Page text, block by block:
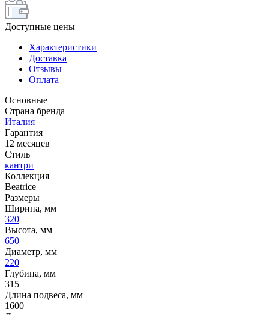
Доступные цены
Характеристики
Доставка
Отзывы
Оплата
Основные
Страна бренда
Италия
Гарантия
12 месяцев
Стиль
кантри
Коллекция
Beatrice
Размеры
Ширина, мм
320
Высота, мм
650
Диаметр, мм
220
Глубина, мм
315
Длина подвеса, мм
1600